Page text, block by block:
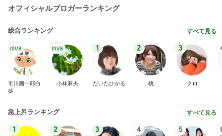
オフィシャルブロガーランキング
総合ランキング すべて見る
市川團十郎白
猿
小林麻央
1
だいたひかる
2
桃
3
クロ
急上昇ランキング すべて見る
1 2 3 4 5